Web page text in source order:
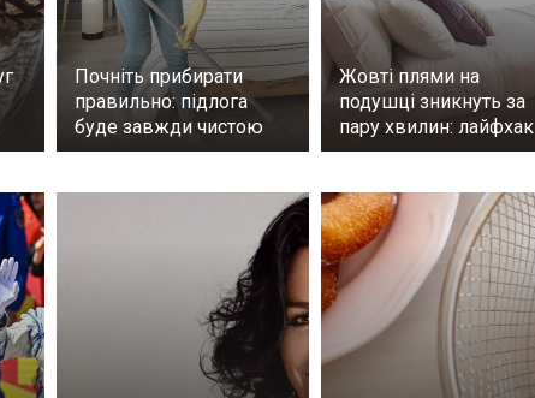
Почніть прибирати
правильно: підлога
буде завжди чистою
Жовті плями на
подушці зникнуть за
пару хвилин: лайфхак